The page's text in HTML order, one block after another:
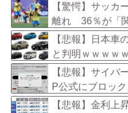
【驚愕】サッカ
離れ 36％が「関
【悲報】日本車
と判明ｗｗｗｗ
【悲報】サイバ
P公式にブロッ
ｗ
【悲報】金利上